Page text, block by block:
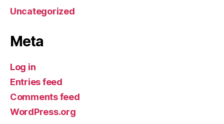
Uncategorized
Meta
Log in
Entries feed
Comments feed
WordPress.org